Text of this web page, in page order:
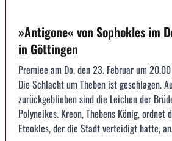
»Antigone« von Sophokles im
in Göttingen
Premiee am Do, den 23. Februar um
Die Schlacht um Theben ist geschlagen.
zurückgeblieben sind die Leichen der
Polyneikes. Kreon, Thebens König, ordnet
Eteokles, der die Stadt verteidigt hatte,